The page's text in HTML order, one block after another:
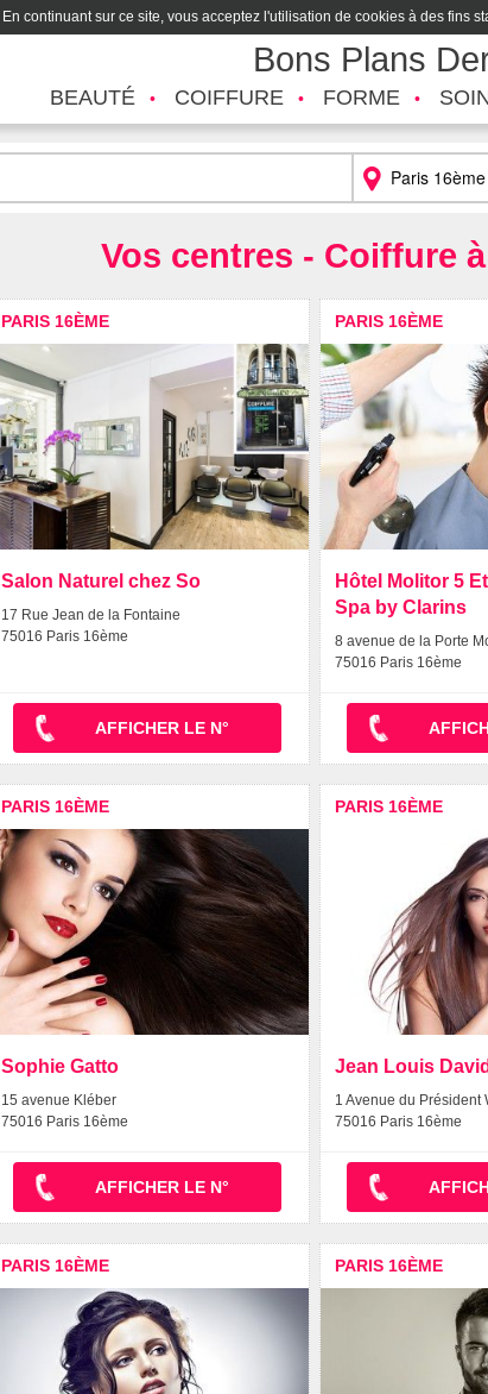
En continuant sur ce site, vous acceptez l'utilisation de cookies à des fins
Bons Plans
BEAUTÉ COIFFURE FORME
Vos centres - Coiffure
PARIS 16ÈME
Salon Naturel chez So
17 Rue Jean de la Fontaine
75016 Paris 16ème
AFFICHER LE N°
PARIS 16ÈME
Hôtel Molitor 5
Spa by Clarins
8 avenue de la Porte
75016 Paris 16ème
PARIS 16ÈME
Sophie Gatto
15 avenue Kléber
75016 Paris 16ème
AFFICHER LE N°
PARIS 16ÈME
Jean Louis
1 Avenue du Président
75016 Paris 16ème
PARIS 16ÈME PARIS 16ÈME